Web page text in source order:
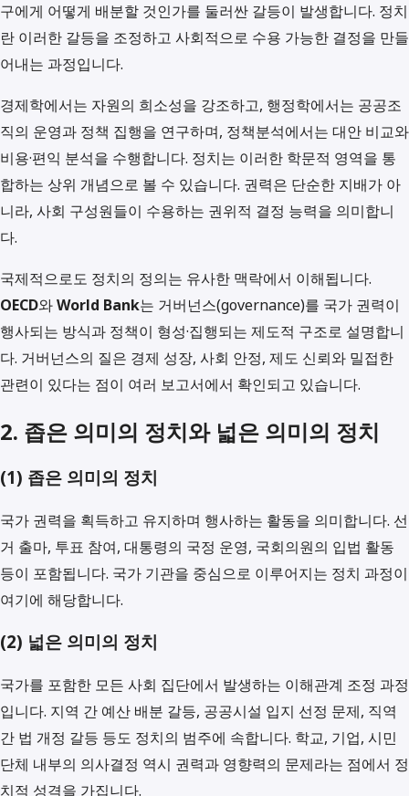
구에게 어떻게 배분할 것인가를 둘러싼 갈등이 발생합니다. 정치
란 이러한 갈등을 조정하고 사회적으로 수용 가능한 결정을 만들
어내는 과정입니다.
경제학에서는 자원의 희소성을 강조하고, 행정학에서는 공공조
직의 운영과 정책 집행을 연구하며, 정책분석에서는 대안 비교와
비용·편익 분석을 수행합니다. 정치는 이러한 학문적 영역을 통
합하는 상위 개념으로 볼 수 있습니다. 권력은 단순한 지배가 아
니라, 사회 구성원들이 수용하는 권위적 결정 능력을 의미합니
다.
국제적으로도 정치의 정의는 유사한 맥락에서 이해됩니다.
OECD와World Bank는 거버넌스(governance)를 국가 권력이
행사되는 방식과 정책이 형성·집행되는 제도적 구조로 설명합니
다. 거버넌스의 질은 경제 성장, 사회 안정, 제도 신뢰와 밀접한
관련이 있다는 점이 여러 보고서에서 확인되고 있습니다.
2. 좁은 의미의 정치와 넓은 의미의 정치
(1) 좁은 의미의 정치
국가 권력을 획득하고 유지하며 행사하는 활동을 의미합니다. 선
거 출마, 투표 참여, 대통령의 국정 운영, 국회의원의 입법 활동
등이 포함됩니다. 국가 기관을 중심으로 이루어지는 정치 과정이
여기에 해당합니다.
(2) 넓은 의미의 정치
국가를 포함한 모든 사회 집단에서 발생하는 이해관계 조정 과정
입니다. 지역 간 예산 배분 갈등, 공공시설 입지 선정 문제, 직역
간 법 개정 갈등 등도 정치의 범주에 속합니다. 학교, 기업, 시민
단체 내부의 의사결정 역시 권력과 영향력의 문제라는 점에서 정
치적 성격을 가집니다.